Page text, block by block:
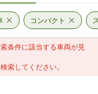
コンパクト
条件に該当する車両が見
索してください。